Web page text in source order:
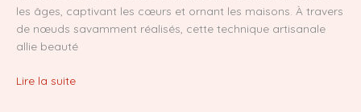
les âges, captivant les cœurs et ornant les maisons. À travers
de nœuds savamment réalisés, cette technique artisanale
allie beauté
Découvre
Lire la suite